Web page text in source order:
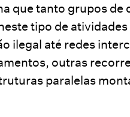
que tanto grupos
tipo de
ilegal até redes
outras
paralelas